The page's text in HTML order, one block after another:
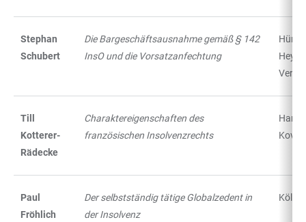
Stephan
Schubert
Die Bargeschäftsausnahme gemäß § 142
InsO und die Vorsatzanfechtung
Verlag
Till
Kotterer-
Rädecke
Charaktereigenschaften des
französischen Insolvenzrechts
Kovač
Paul
Fröhlich
Der selbstständig tätige Globalzedent in
der Insolvenz
Köln: